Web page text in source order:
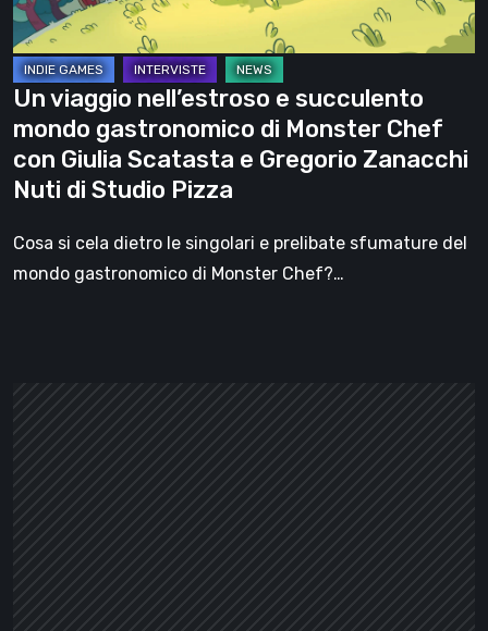
di
Monster
Chef
con
Giulia
Scatasta
e
Gregorio
Zanacchi
Un viaggio nell’estroso e succulento
mondo gastronomico di Monster Chef
con Giulia Scatasta e Gregorio Zanacchi
Nuti di Studio Pizza
Cosa si cela dietro le singolari e prelibate sfumature del
mondo gastronomico di Monster Chef?…